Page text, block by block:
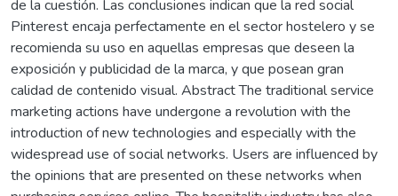
de la cuestión. Las conclusiones indican que la red social
Pinterest encaja perfectamente en el sector hostelero y se
recomienda su uso en aquellas empresas que deseen la
exposición y publicidad de la marca, y que posean gran
calidad de contenido visual. Abstract The traditional service
marketing actions have undergone a revolution with the
introduction of new technologies and especially with the
widespread use of social networks. Users are influenced by
the opinions that are presented on these networks when